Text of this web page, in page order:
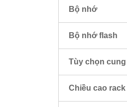
Bộ nhớ
Bộ nhớ flash
Tùy chọn
Chiều cao rack